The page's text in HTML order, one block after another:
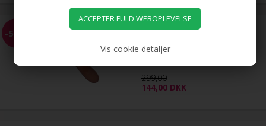
Vis cookie detaljer
-52% TBC Boar Bristle Classic
299,00
144,00 DKK